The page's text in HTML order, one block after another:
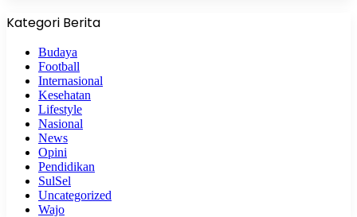
Kategori Berita
Budaya
Football
Internasional
Kesehatan
Lifestyle
Nasional
News
Opini
Pendidikan
SulSel
Uncategorized
Wajo